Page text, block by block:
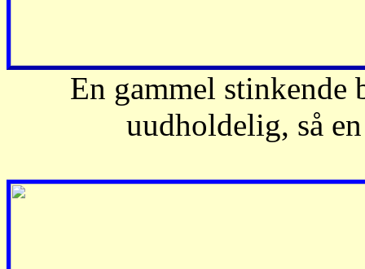
En gammel stinkende
uudholdelig, så